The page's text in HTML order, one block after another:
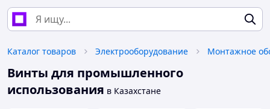
Каталог товаров Электрооборудование Монтажное
Винты для промышленного
использования в Казахстане